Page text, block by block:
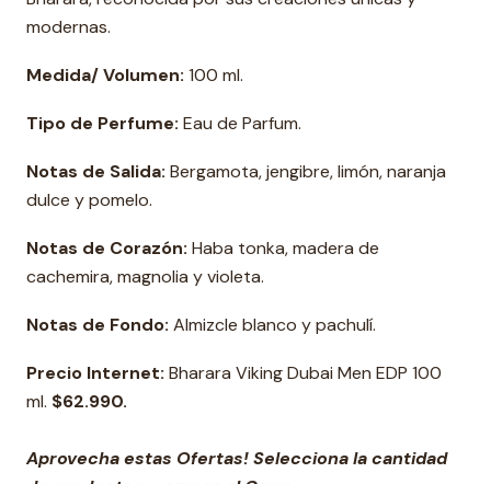
modernas.
Medida/ Volumen: 100 ml.
Tipo de Perfume: Eau de Parfum.
Notas de Salida: Bergamota, jengibre, limón, naranja
dulce y pomelo.
Notas de Corazón: Haba tonka, madera de
cachemira, magnolia y violeta.
Notas de Fondo: Almizcle blanco y pachulí.
Precio Internet: Bharara Viking Dubai Men EDP 100
ml. $62.990.
Aprovecha estas Ofertas! Selecciona la cantidad